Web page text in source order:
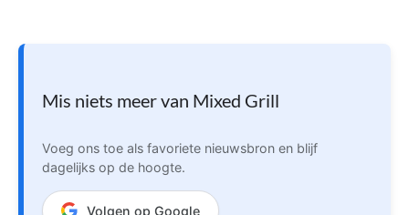
Mis niets meer van Mixed Grill
Voeg ons toe als favoriete nieuwsbron en blijf
dagelijks op de hoogte.
Volgen op Google